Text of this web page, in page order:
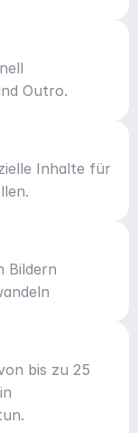
Outro.
Inhalte für
Bildern
bis zu 25